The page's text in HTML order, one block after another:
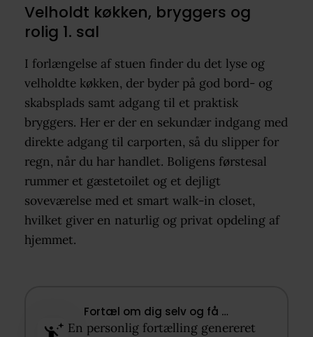
Velholdt køkken, bryggers og
rolig 1. sal
I forlængelse af stuen finder du det lyse og
velholdte køkken, der byder på god bord- og
skabsplads samt adgang til et praktisk
bryggers. Her er der en sekundær indgang med
direkte adgang til carporten, så du slipper for
regn, når du har handlet. Boligens førstesal
rummer et gæstetoilet og et dejligt
soveværelse med et smart walk-in closet,
hvilket giver en naturlig og privat opdeling af
hjemmet.
Fortæl om dig selv og få …​
En personlig fortælling genereret